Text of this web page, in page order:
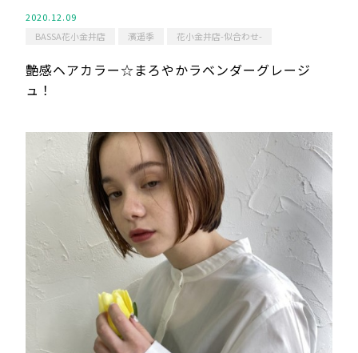
2020.12.09
BASSA花小金井店
濱遥季 花小金井店-似合わせ-
艶感ヘアカラー☆まろやかラベンダーグレージ
ュ！